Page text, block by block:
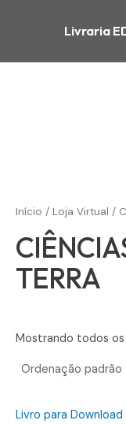
Livraria
Início / Loja Virtual /
TERRA
Mostrando todos os
Livro para Download